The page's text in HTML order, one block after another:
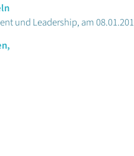
und Leadership, am